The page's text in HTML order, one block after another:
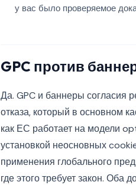
у вас было проверяемое
GPC против
Да. GPC и баннеры согласия
отказа, который в основном
как ЕС работает на модели
установкой неосновных
применения глобального
где этого требует закон. Оба